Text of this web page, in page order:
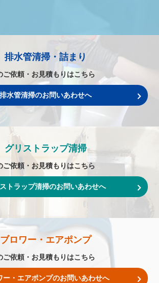
排水管清掃・詰まり
ご依頼・お見積もりはこちら
排水管清掃のお問いあわせへ
グリストラップ清掃
ご依頼・お見積もりはこちら
トラップ清掃のお問いあわせへ
ブロワー・エアポンプ
ご依頼・お見積もりはこちら
ー・エアポンプのお問いあわせへ